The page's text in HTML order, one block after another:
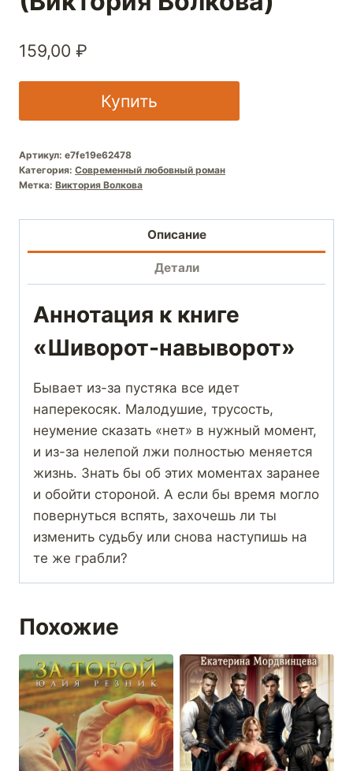
159,00 ₽
Купить
Артикул: e7fe19e62478
Категория: Современный любовный роман
Метка: Виктория Волкова
Описание
Детали
Аннотация к книге
«Шиворот-навыворот»
Бывает из-за пустяка все идет
наперекосяк. Малодушие, трусость,
неумение сказать «нет» в нужный момент,
и из-за нелепой лжи полностью меняется
жизнь. Знать бы об этих моментах заранее
и обойти стороной. А если бы время могло
повернуться вспять, захочешь ли ты
изменить судьбу или снова наступишь на
те же грабли?
Похожие